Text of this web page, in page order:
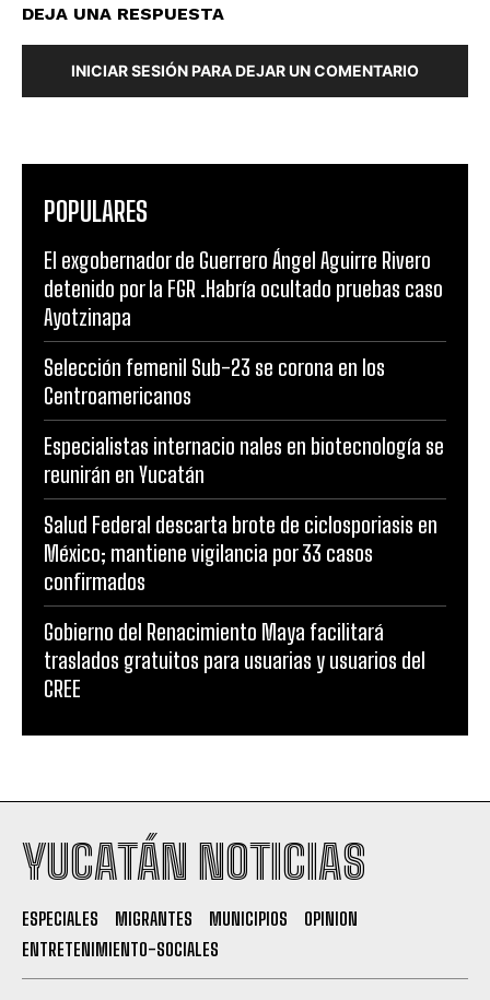
DEJA UNA RESPUESTA
INICIAR SESIÓN PARA DEJAR UN COMENTARIO
POPULARES
El exgobernador de Guerrero Ángel Aguirre Rivero
detenido por la FGR .Habría ocultado pruebas caso
Ayotzinapa
Selección femenil Sub-23 se corona en los
Centroamericanos
Especialistas internacio nales en biotecnología se
reunirán en Yucatán
Salud Federal descarta brote de ciclosporiasis en
México; mantiene vigilancia por 33 casos
confirmados
Gobierno del Renacimiento Maya facilitará
traslados gratuitos para usuarias y usuarios del
CREE
YUCATÁN NOTICIAS
ESPECIALES MIGRANTES MUNICIPIOS
OPINION
ENTRETENIMIENTO-SOCIALES